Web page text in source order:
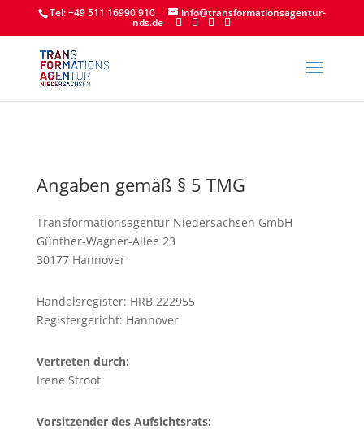
Tel: +49 511 16990 910 info@transformationsagentur-
nds.de
Angaben gemäß § 5 TMG
Transformationsagentur Niedersachsen GmbH
Günther-Wagner-Allee 23
30177 Hannover
Handelsregister: HRB 222955
Registergericht: Hannover
Vertreten durch:
Irene Stroot
Vorsitzender des Aufsichtsrats: